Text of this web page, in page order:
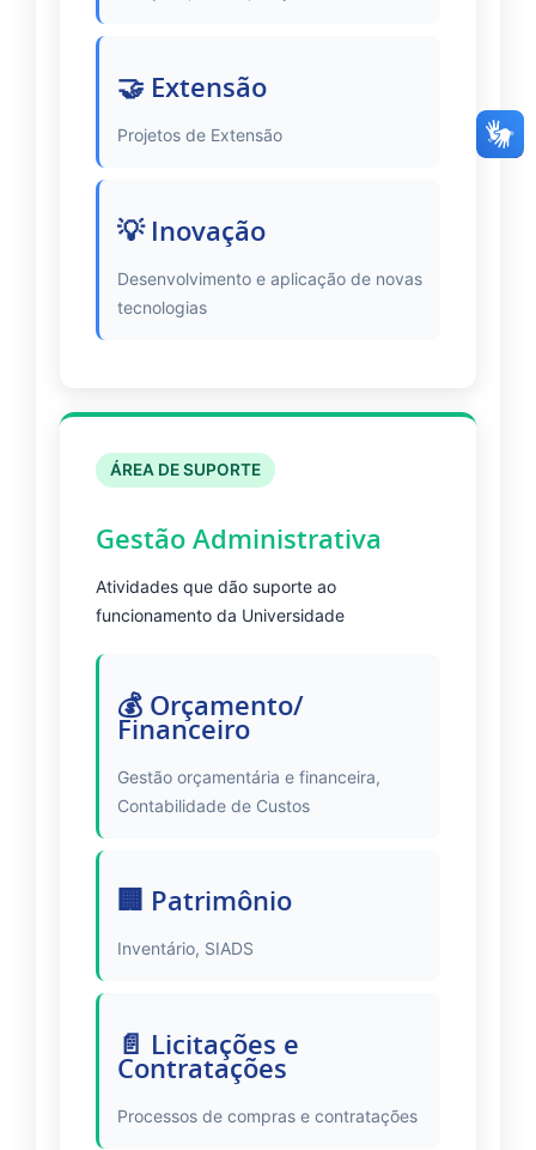
🤝 Extensão
Projetos de Extensão
💡 Inovação
Desenvolvimento e aplicação de novas
tecnologias
ÁREA DE SUPORTE
Gestão Administrativa
Atividades que dão suporte ao
funcionamento da Universidade
💰 Orçamento/
Financeiro
Gestão orçamentária e financeira,
Contabilidade de Custos
🏢 Patrimônio
Inventário, SIADS
📄 Licitações e
Contratações
Processos de compras e contratações